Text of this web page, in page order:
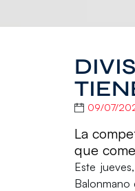
09/07/
La
que
Este jueves
Balonmano